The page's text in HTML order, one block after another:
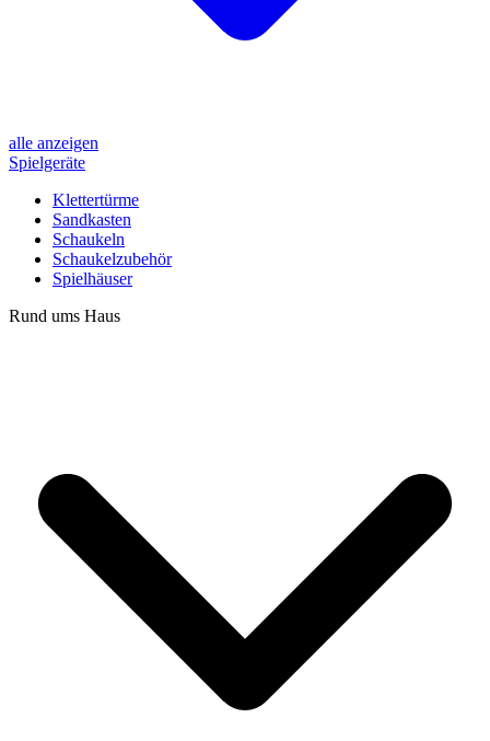
alle anzeigen
Spielgeräte
Klettertürme
Sandkasten
Schaukeln
Schaukelzubehör
Spielhäuser
Rund ums Haus